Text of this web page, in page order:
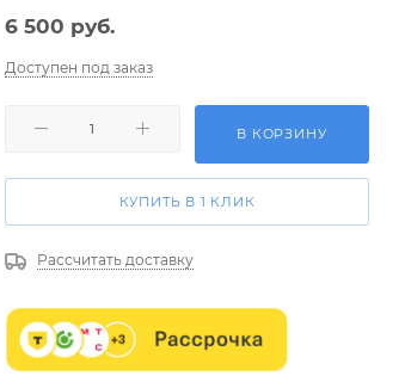
6 500 руб.
Доступен под заказ
В КОРЗИНУ
КУПИТЬ В 1 КЛИК
Рассчитать доставку